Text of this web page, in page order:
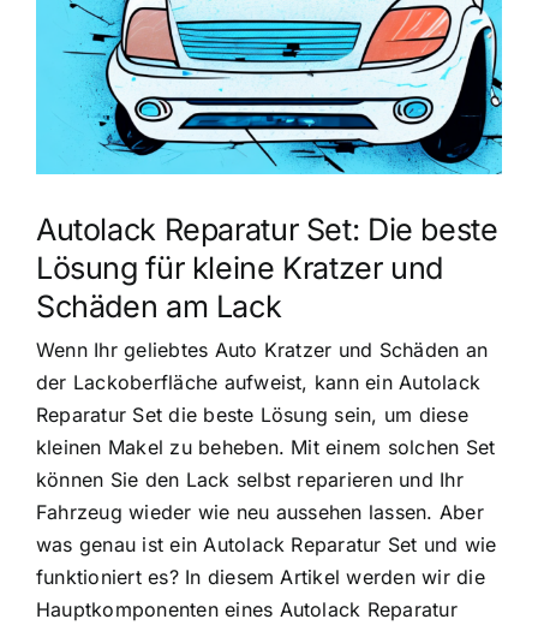
Autolack Reparatur Set: Die beste
Lösung für kleine Kratzer und
Schäden am Lack
Wenn Ihr geliebtes Auto Kratzer und Schäden an
der Lackoberfläche aufweist, kann ein Autolack
Reparatur Set die beste Lösung sein, um diese
kleinen Makel zu beheben. Mit einem solchen Set
können Sie den Lack selbst reparieren und Ihr
Fahrzeug wieder wie neu aussehen lassen. Aber
was genau ist ein Autolack Reparatur Set und wie
funktioniert es? In diesem Artikel werden wir die
Hauptkomponenten eines Autolack Reparatur